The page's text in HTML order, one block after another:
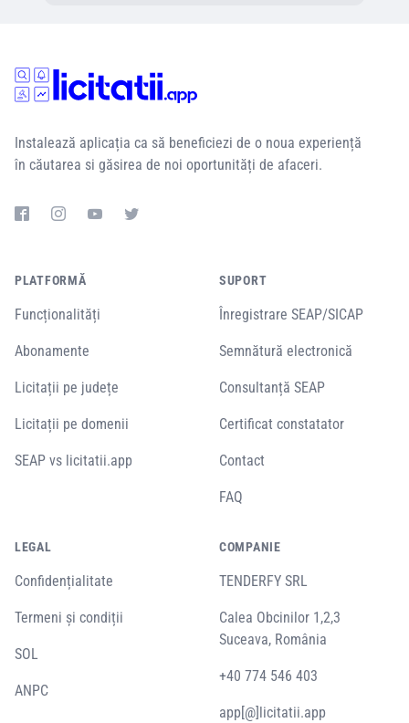
Instalează aplicația ca să beneficiezi de o noua experiență
în căutarea si găsirea de noi oportunități de afaceri.
PLATFORMĂ
Funcționalități
Abonamente
Licitații pe județe
Licitații pe domenii
SEAP vs licitatii.app
SUPORT
Înregistrare SEAP/SICAP
Semnătură electronică
Consultanță SEAP
Certificat constatator
Contact
FAQ
LEGAL
Confidențialitate
Termeni și condiții
SOL
ANPC
COMPANIE
TENDERFY SRL
Calea Obcinilor 1,2,3
Suceava, România
+40 774 546 403
app[@]licitatii.app